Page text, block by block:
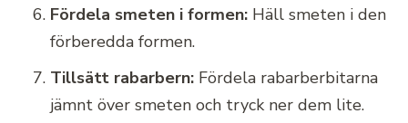
Fördela smeten i formen: Häll smeten i den
förberedda formen.
Tillsätt rabarbern: Fördela rabarberbitarna
jämnt över smeten och tryck ner dem lite.